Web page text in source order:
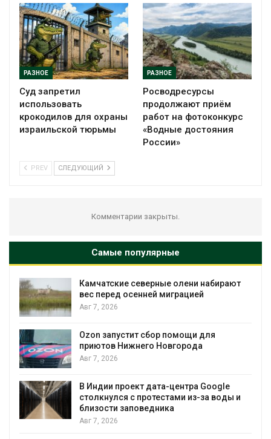
РАЗНОЕ
Суд запретил
использовать
крокодилов для охраны
израильской тюрьмы
РАЗНОЕ
Росводресурсы
продолжают приём
работ на фотоконкурс
«Водные достояния
России»
PREV СЛЕДУЮЩИЙ
Комментарии закрыты.
Самые популярные
Камчатские северные олени набирают
вес перед осенней миграцией
Авг 7, 2026
Ozon запустит сбор помощи для
приютов Нижнего Новгорода
Авг 7, 2026
В Индии проект дата-центра Google
столкнулся с протестами из-за воды и
близости заповедника
Авг 7, 2026